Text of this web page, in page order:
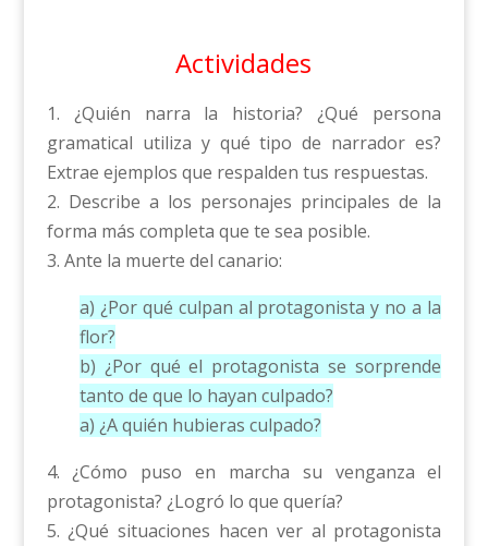
Actividades
1. ¿Quién narra la historia? ¿Qué persona
gramatical utiliza y qué tipo de narrador es?
Extrae ejemplos que respalden tus respuestas.
2. Describe a los personajes principales de la
forma más completa que te sea posible.
3. Ante la muerte del canario:
a) ¿Por qué culpan al protagonista y no a la
flor?
b) ¿Por qué el protagonista se sorprende
tanto de que lo hayan culpado?
a) ¿A quién hubieras culpado?
4. ¿Cómo puso en marcha su venganza el
protagonista? ¿Logró lo que quería?
5. ¿Qué situaciones hacen ver al protagonista